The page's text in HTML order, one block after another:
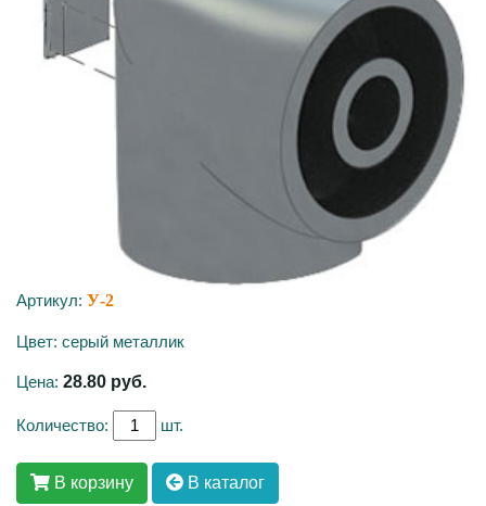
Артикул: У-2
Цвет: серый металлик
Цена: 28.80 руб.
Количество: шт.
В корзину В каталог